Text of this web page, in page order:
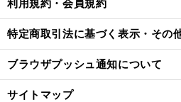
利用規約・会員規約
特定商取引法に基づく表示・その
ブラウザプッシュ通知について
サイトマップ